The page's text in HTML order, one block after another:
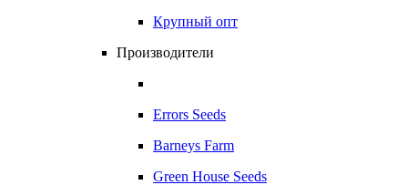
Крупный опт
Производители
Errors Seeds
Barneys Farm
Green House Seeds